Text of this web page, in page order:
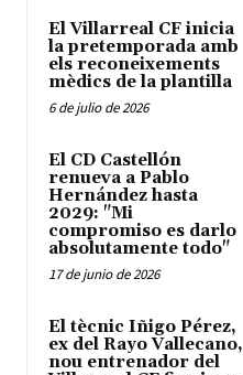
El Villarreal CF inicia
la pretemporada amb
els reconeixements
mèdics de la plantilla
6 de julio de 2026
El CD Castellón
renueva a Pablo
Hernández hasta
2029: "Mi
compromiso es darlo
absolutamente todo"
17 de junio de 2026
El tècnic Iñigo Pérez,
ex del Rayo Vallecano,
nou entrenador del